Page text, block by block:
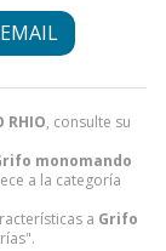
, consulte su
monomando
a la categoría
a Grifo